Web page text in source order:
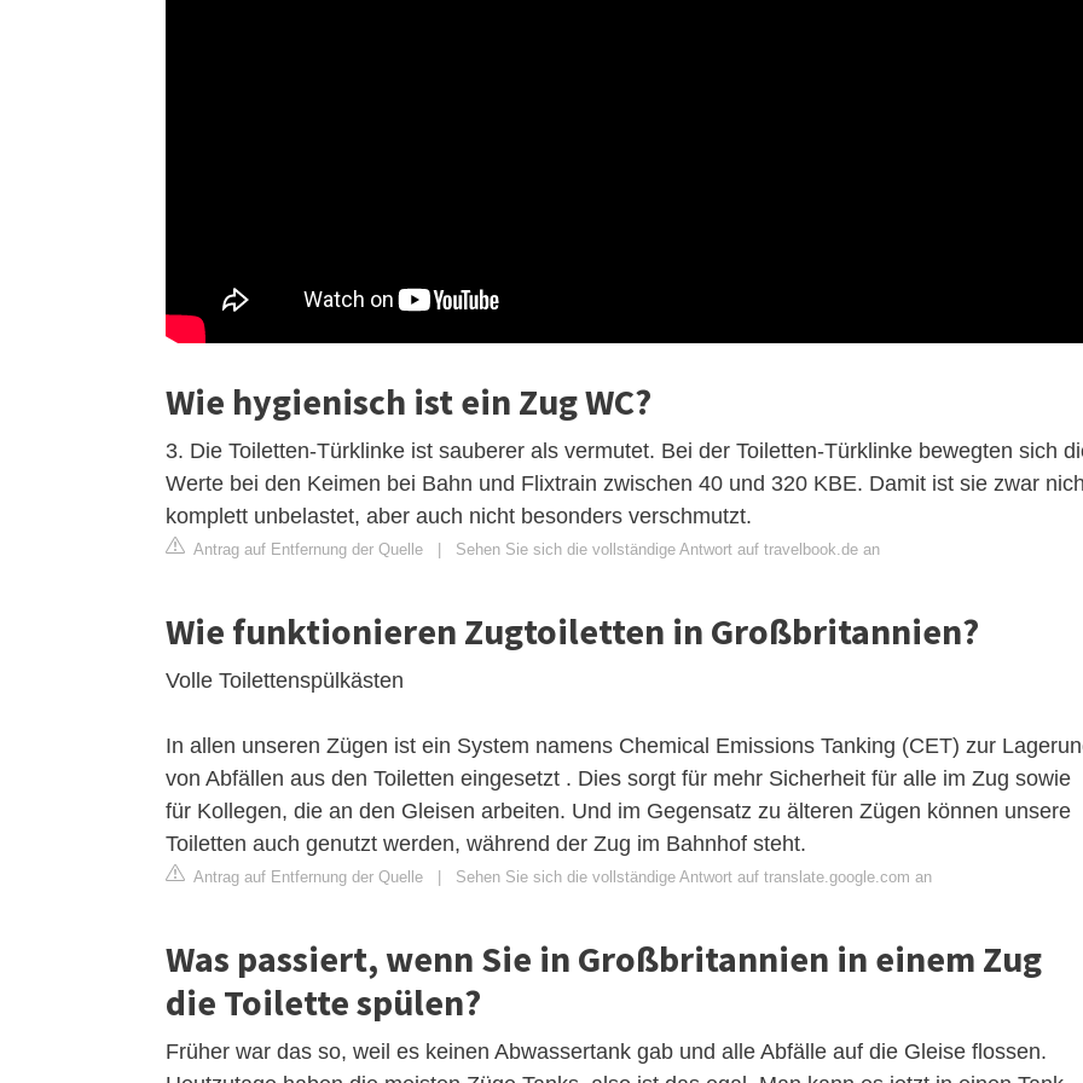
Wie hygienisch ist ein Zug WC?
3. Die Toiletten-Türklinke ist sauberer als vermutet. Bei der Toiletten-Türklinke bewegten sich
Werte bei den Keimen bei Bahn und Flixtrain zwischen 40 und 320 KBE. Damit ist sie zwar
komplett unbelastet, aber auch nicht besonders verschmutzt.
Antrag auf Entfernung der Quelle | Sehen Sie sich die vollständige Antwort auf travelbook.de an
Wie funktionieren Zugtoiletten in Großbritannien?
Volle Toilettenspülkästen
In allen unseren Zügen ist ein System namens Chemical Emissions Tanking (CET) zur
von Abfällen aus den Toiletten eingesetzt . Dies sorgt für mehr Sicherheit für alle im Zug sowie
für Kollegen, die an den Gleisen arbeiten. Und im Gegensatz zu älteren Zügen können unsere
Toiletten auch genutzt werden, während der Zug im Bahnhof steht.
Antrag auf Entfernung der Quelle | Sehen Sie sich die vollständige Antwort auf translate.google.com an
Was passiert, wenn Sie in Großbritannien in einem Zug
die Toilette spülen?
Früher war das so, weil es keinen Abwassertank gab und alle Abfälle auf die Gleise flossen.